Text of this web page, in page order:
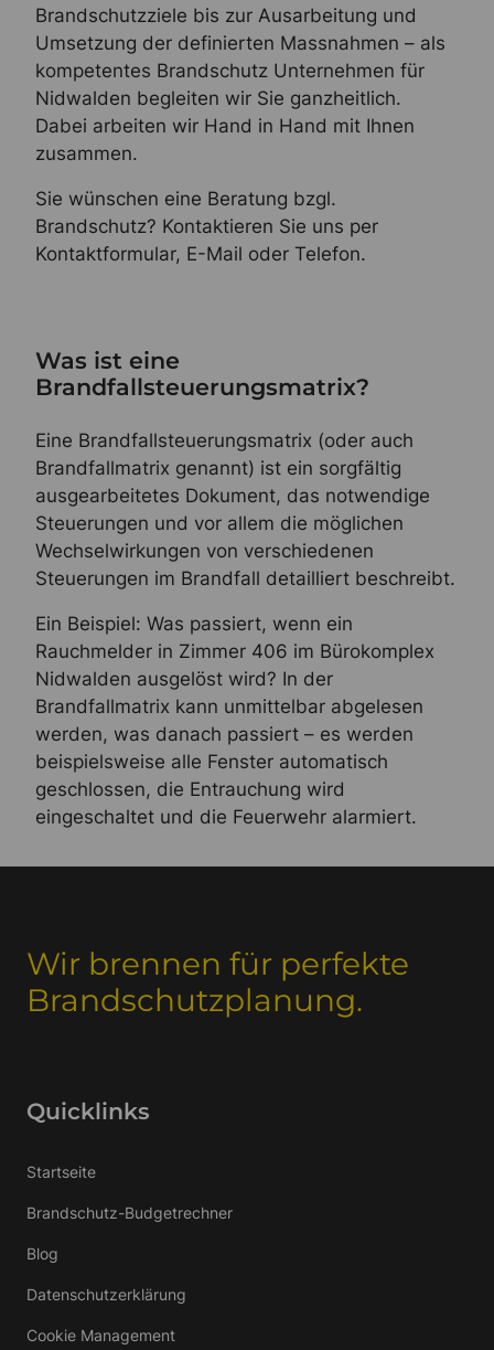
Brandschutzziele bis zur Ausarbeitung und
Umsetzung der definierten Massnahmen – als
kompetentes Brandschutz Unternehmen für
Nidwalden begleiten wir Sie ganzheitlich.
Dabei arbeiten wir Hand in Hand mit Ihnen
zusammen.
Sie wünschen eine Beratung bzgl.
Brandschutz? Kontaktieren Sie uns per
Kontaktformular, E-Mail oder Telefon.
Was ist eine
Brandfallsteuerungsmatrix?
Eine Brandfallsteuerungsmatrix (oder auch
Brandfallmatrix genannt) ist ein sorgfältig
ausgearbeitetes Dokument, das notwendige
Steuerungen und vor allem die möglichen
Wechselwirkungen von verschiedenen
Steuerungen im Brandfall detailliert beschreibt.
Ein Beispiel: Was passiert, wenn ein
Rauchmelder in Zimmer 406 im Bürokomplex
Nidwalden ausgelöst wird? In der
Brandfallmatrix kann unmittelbar abgelesen
werden, was danach passiert – es werden
beispielsweise alle Fenster automatisch
geschlossen, die Entrauchung wird
eingeschaltet und die Feuerwehr alarmiert.
Wir brennen für perfekte
Brandschutzplanung.
Quicklinks
Startseite
Brandschutz-Budgetrechner
Blog
Datenschutzerklärung
Cookie Management